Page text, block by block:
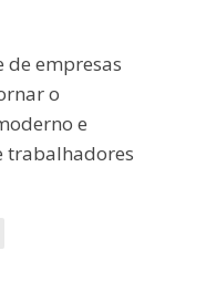
de empresas
o
e
trabalhadores